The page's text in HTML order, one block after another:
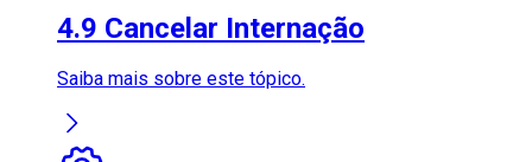
4.9 Cancelar Internação
Saiba mais sobre este tópico.